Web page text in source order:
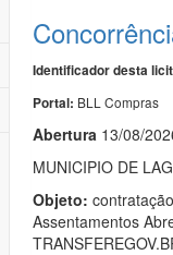
Identificador desta
Portal: BLL Compras
Abertura 13/08/
MUNICIPIO DE
Objeto:
Assentamentos